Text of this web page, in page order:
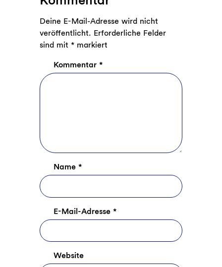
Deine E-Mail-Adresse wird nicht
veröffentlicht. Erforderliche Felder
sind mit *markiert
Kommentar *
Name *
E-Mail-Adresse *
Website